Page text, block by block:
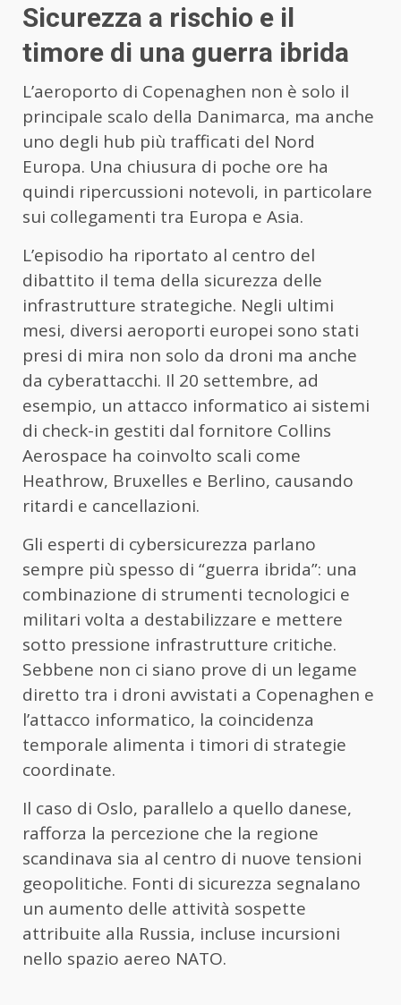
Sicurezza a rischio e il
timore di una guerra ibrida
L’aeroporto di Copenaghen non è solo il
principale scalo della Danimarca, ma anche
uno degli hub più trafficati del Nord
Europa. Una chiusura di poche ore ha
quindi ripercussioni notevoli, in particolare
sui collegamenti tra Europa e Asia.
L’episodio ha riportato al centro del
dibattito il tema della sicurezza delle
infrastrutture strategiche. Negli ultimi
mesi, diversi aeroporti europei sono stati
presi di mira non solo da droni ma anche
da cyberattacchi. Il 20 settembre, ad
esempio, un attacco informatico ai sistemi
di check-in gestiti dal fornitore Collins
Aerospace ha coinvolto scali come
Heathrow, Bruxelles e Berlino, causando
ritardi e cancellazioni.
Gli esperti di cybersicurezza parlano
sempre più spesso di “guerra ibrida”: una
combinazione di strumenti tecnologici e
militari volta a destabilizzare e mettere
sotto pressione infrastrutture critiche.
Sebbene non ci siano prove di un legame
diretto tra i droni avvistati a Copenaghen e
l’attacco informatico, la coincidenza
temporale alimenta i timori di strategie
coordinate.
Il caso di Oslo, parallelo a quello danese,
rafforza la percezione che la regione
scandinava sia al centro di nuove tensioni
geopolitiche. Fonti di sicurezza segnalano
un aumento delle attività sospette
attribuite alla Russia, incluse incursioni
nello spazio aereo NATO.